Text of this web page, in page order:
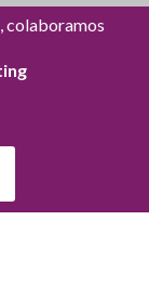
colaboramos